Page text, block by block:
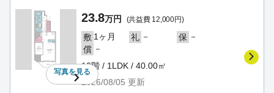
写真を見る
23.8万円 (共益費 12,000円)
敷 1ヶ月 礼 － 保 －
償 －
10階 / 1LDK / 40.00㎡
2026/08/05 更新